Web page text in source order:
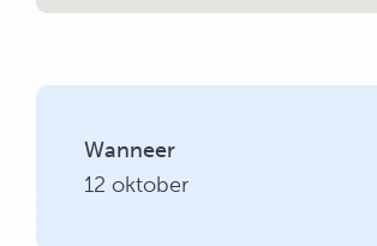
Wanneer
12 oktober